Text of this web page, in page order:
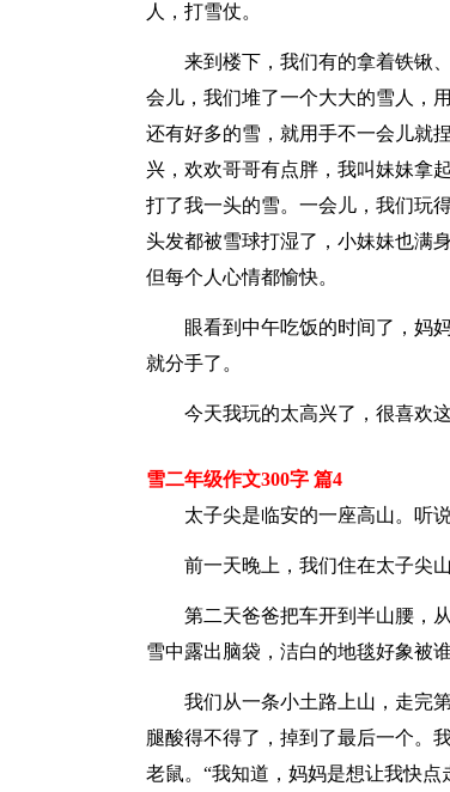
人，打雪仗。
来到楼下，我们有的拿着铁锹
会儿，我们堆了一个大大的雪人，
还有好多的雪，就用手不一会儿就
兴，欢欢哥哥有点胖，我叫妹妹拿
打了我一头的雪。一会儿，我们玩
头发都被雪球打湿了，小妹妹也满
但每个人心情都愉快。
眼看到中午吃饭的时间了，妈
就分手了。
今天我玩的太高兴了，很喜欢
雪二年级作文300字 篇4
太子尖是临安的一座高山。听
前一天晚上，我们住在太子尖
第二天爸爸把车开到半山腰，
雪中露出脑袋，洁白的地毯好象被
我们从一条小土路上山，走完
腿酸得不得了，掉到了最后一个。
老鼠。“我知道，妈妈是想让我快点